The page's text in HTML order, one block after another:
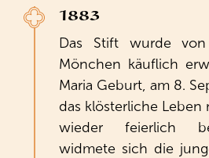
1883
Das Stift wurde
Mönchen käuflich
Maria Geburt, am 8.
das klösterliche Leben
wieder feierlich
widmete sich die